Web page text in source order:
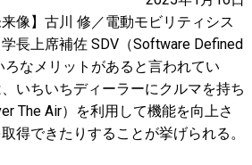
来像】古川 修／電動モビリティシス
長上席補佐 SDV（Software Defined
なメリットがあると言われてい
いちいちディーラーにクルマを持ち
The Air）を利用して機能を向上さ
得できたりすることが挙げられる。